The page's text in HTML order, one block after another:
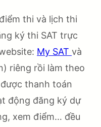
thi và lịch thi
ký thi SAT trực
My SAT và
riêng rồi làm theo
thanh toán
động đăng ký dự
xem điểm… đều